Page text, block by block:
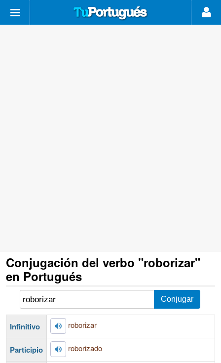
Conjugación del verbo "roborizar"
en Portugués
Infinitivo roborizar
Participio roborizado